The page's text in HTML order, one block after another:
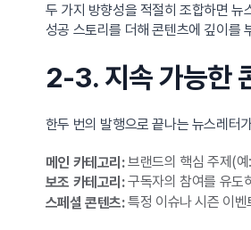
두 가지 방향성을 적절히 조합하면 뉴
성공 스토리를 더해 콘텐츠에 깊이를
2-3. 지속 가능한
한두 번의 발행으로 끝나는 뉴스레터
메인 카테고리:브랜드의 핵심 주제(예
보조 카테고리:구독자의 참여를 유도
스페셜 콘텐츠:특정 이슈나 시즌 이벤